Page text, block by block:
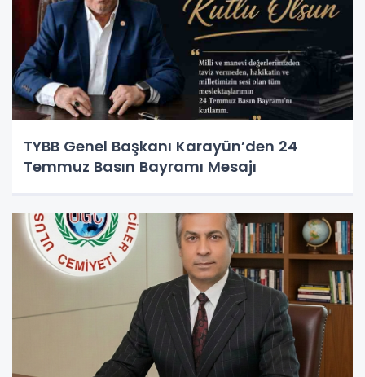
TYBB Genel Başkanı Karayün’den 24
Temmuz Basın Bayramı Mesajı